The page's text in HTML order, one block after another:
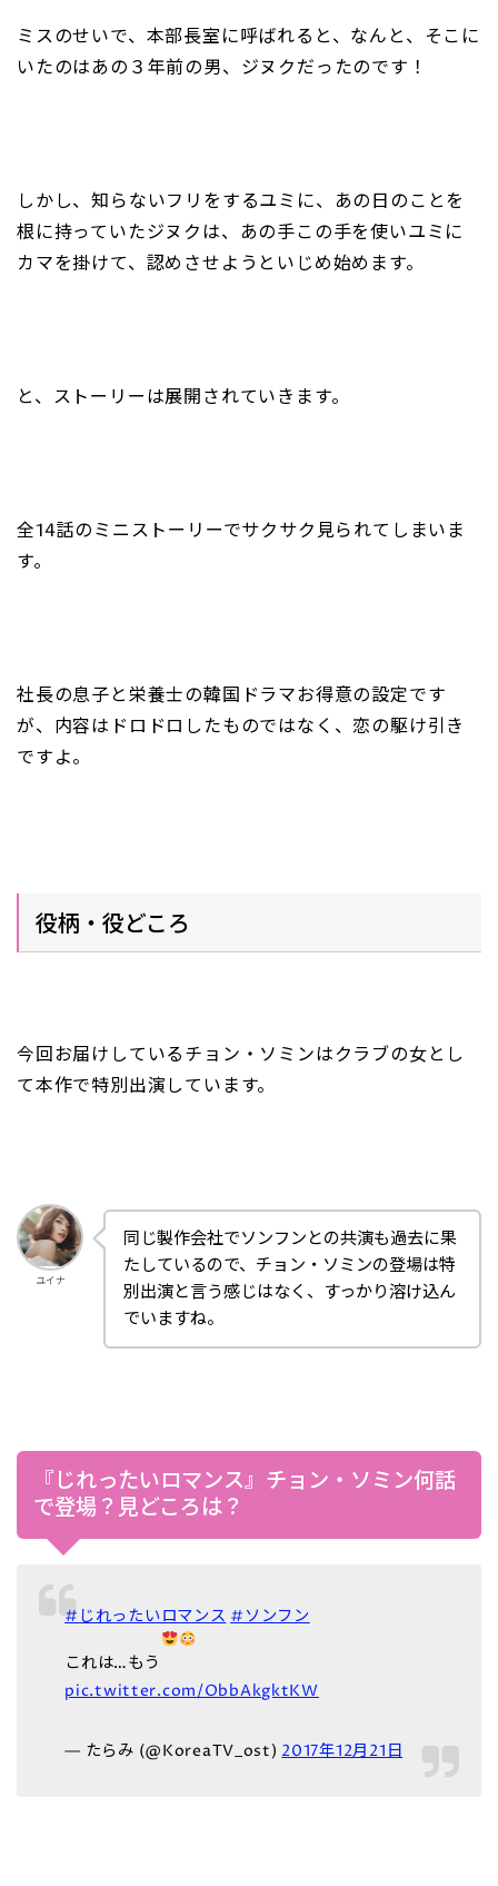
ミスのせいで、本部長室に呼ばれると、なんと、そこに
いたのはあの３年前の男、ジヌクだったのです！
しかし、知らないフリをするユミに、あの日のことを
根に持っていたジヌクは、あの手この手を使いユミに
カマを掛けて、認めさせようといじめ始めます。
と、ストーリーは展開されていきます。
全14話のミニストーリーでサクサク見られてしまいま
す。
社長の息子と栄養士の韓国ドラマお得意の設定です
が、内容はドロドロしたものではなく、恋の駆け引き
ですよ。
役柄・役どころ
今回お届けしているチョン・ソミンはクラブの女とし
て本作で特別出演しています。
ユイナ
同じ製作会社でソンフンとの共演も過去に果
たしているので、チョン・ソミンの登場は特
別出演と言う感じはなく、すっかり溶け込ん
でいますね。
『じれったいロマンス』チョン・ソミン何話
で登場？見どころは？
#じれったいロマンス #ソンフン
これは…もう
pic.twitter.com/ObbAkgktKW
— たらみ (@KoreaTV_ost) 2017年12月21日